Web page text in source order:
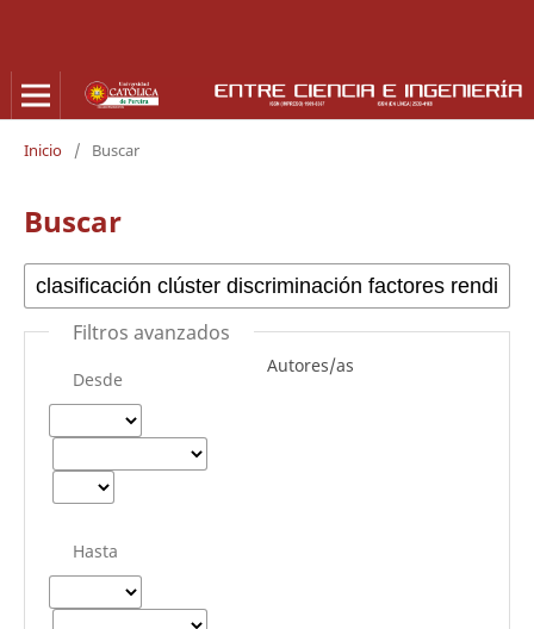
Inicio / Buscar
Buscar
Filtros avanzados
Desde
Hasta
Autores/as